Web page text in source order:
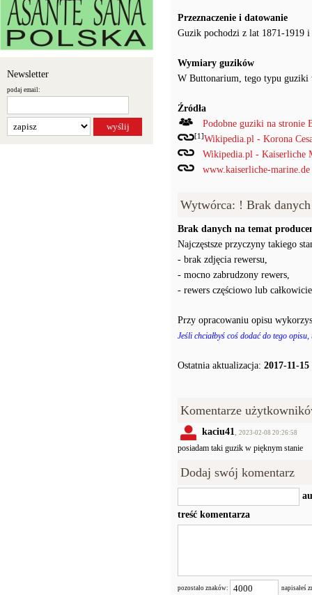
Newsletter
podaj email:
Przeznaczenie i datowanie
Guzik pochodzi z lat 1871-1919
Wymiary guzików
W Buttonarium, tego typu guziki
Źródła
Podobne guziki na stronie
[1]Wikipedia.pl - Korona
Wikipedia.pl - Kaiserliche
www.kaiserliche-
Wytwórca: ! Brak danych
Brak danych na temat
Najczęstsze przyczyny takiego
- brak zdjęcia rewersu,
- mocno zabrudzony rewers,
- rewers częściowo lub
Przy opracowaniu opisu
Jeśli chciałbyś coś dodać do tego
Ostatnia aktualizacja: 2017-11-15
Komentarze
kaciu41, 2023-02-08 20:26:58
posiadam taki guzik w pięknym stanie
Dodaj swój komentarz
treść komentarza
pozostało znaków: napisałeś